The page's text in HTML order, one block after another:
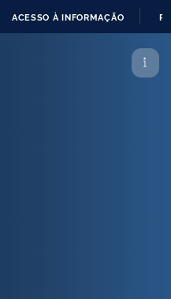
ACESSO À INFORMAÇÃO